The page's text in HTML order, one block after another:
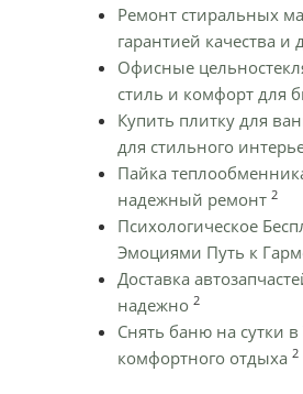
Ремонт стиральных
гарантией качества и
Офисные
стиль и комфорт для
Купить плитку для
для стильного
Пайка
надежный ремонт 2
Психологическое
Эмоциями Путь к
Доставка
надежно 2
Снять баню на сутки
комфортного отдыха 2